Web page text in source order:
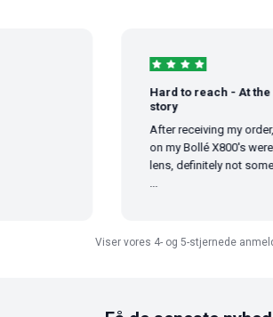
Hard to reach - At the
story
After receiving my
on my Bollé X800's
lens, definitely not
...
Viser vores 4- og 5-stjernede